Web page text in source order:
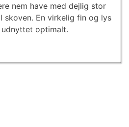
nem have med dejlig stor
En virkelig fin og lys
optimalt.